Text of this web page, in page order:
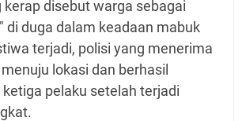
kerap disebut warga sebagai
di duga dalam keadaan mabuk
terjadi, polisi yang menerima
lokasi dan berhasil
pelaku setelah terjadi